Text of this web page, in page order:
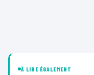
À LIRE ÉGALEMENT